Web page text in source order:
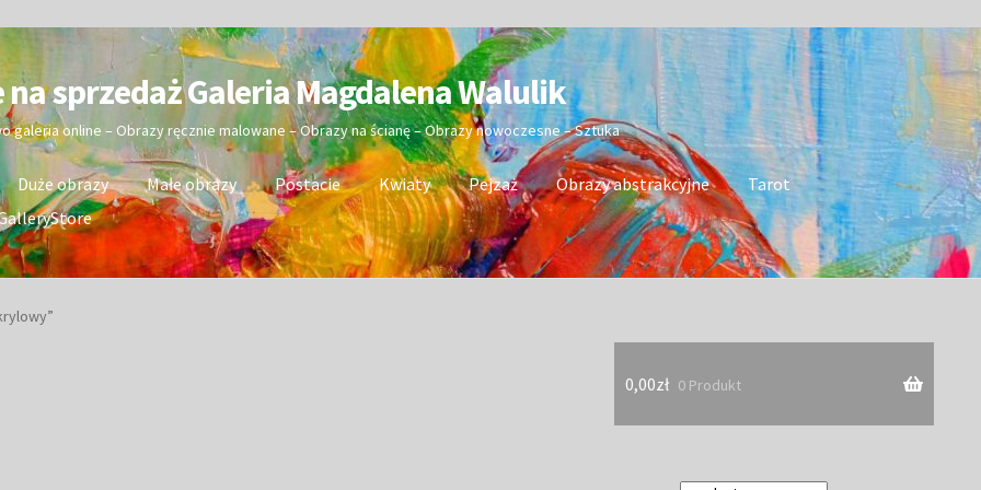
sprzedaż Galeria Magdalena Walulik
galeria online – Obrazy ręcznie malowane – Obrazy na ścianę – Obrazy nowoczesne – Sztuka
Duże obrazy Małe obrazy Postacie Kwiaty Pejzaż Obrazy abstrakcyjne
Tarot
0,00zł 0 Produkt